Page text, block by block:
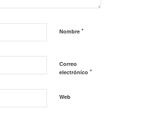
Nombre *
Correo
electrónico *
Web